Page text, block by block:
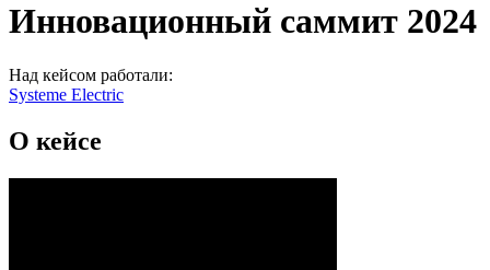
Инновационный саммит 2024
Над кейсом работали:
Systeme Electric
О кейсе